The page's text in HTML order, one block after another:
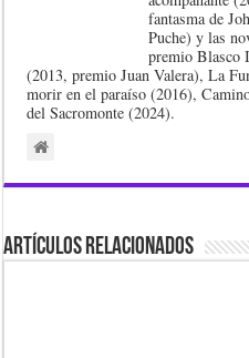
fantasma de
Puche) y las
premio Blasco
(2013, premio Juan Valera), La
morir en el paraíso (2016),
del Sacromonte (2024).
Artículos Relacionados